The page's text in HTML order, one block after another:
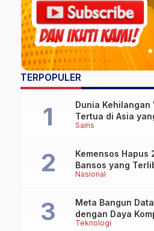
TERPOPULER
Sains
Dunia Kehilangan
Tertua di Asia
Lebih dari 100
Nasional
Kemensos Hapus
Bansos yang
Teknologi
Meta Bangun
dengan Daya
OpenAI dan Google